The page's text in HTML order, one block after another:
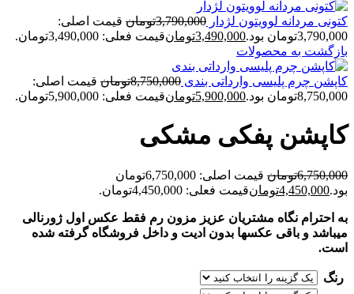
کتونی مردانه لوويتون لژدار 3,790,000تومان قیمت اصلی:
3,790,000تومان بود.
3,490,000تومانقیمت فعلی: 3,490,000تومان.
بازگشت به محصولات
کاپشن چرم پليسی وارداتی بندی 8,750,000تومان قیمت اصلی:
8,750,000تومان بود.
5,900,000تومانقیمت فعلی: 5,900,000تومان.
کاپشن پفکی مشکی
6,750,000تومان
قیمت اصلی: 6,750,000تومان
بود.4,450,000تومانقیمت فعلی: 4,450,000تومان.
به احترام نگاه مشتریان عزیز مزون رم فقط عکس اول ژورنالی
میباشد و باقی عکسها بدون ادیت و داخل فروشگاه گرفته شده
است.
رنگ